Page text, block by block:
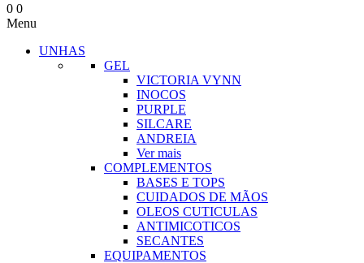
0 0
Menu
UNHAS
GEL
VICTORIA VYNN
INOCOS
PURPLE
SILCARE
ANDREIA
Ver mais
COMPLEMENTOS
BASES E TOPS
CUIDADOS DE MÃOS
OLEOS CUTICULAS
ANTIMICOTICOS
SECANTES
EQUIPAMENTOS